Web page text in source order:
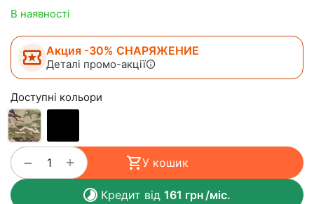
В наявності
Акция -30% СНАРЯЖЕНИЕ
Деталі промо-акції
Доступні кольори
+
− У кошик
Кредит від 161 грн/міс.